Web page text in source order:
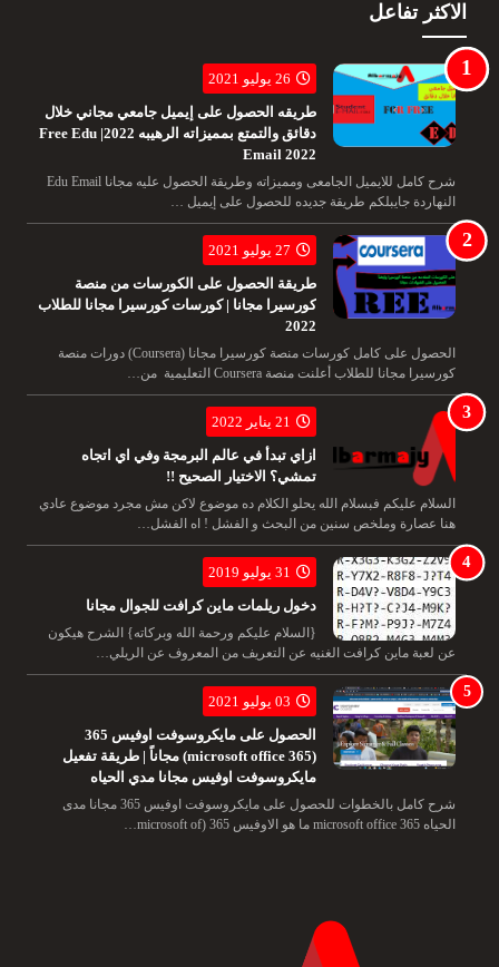
الاكثر تفاعل
26 يوليو 2021
طريقه الحصول على إيميل جامعي مجاني خلال
دقائق والتمتع بمميزاته الرهيبه 2022| Free Edu
Email 2022
شرح كامل للايميل الجامعى ومميزاته وطريقة الحصول عليه مجانا Edu Email
النهاردة جايبلكم طريقة جديده للحصول على إيميل …
27 يوليو 2021
طريقة الحصول على الكورسات من منصة
كورسيرا مجانا | كورسات كورسيرا مجانا للطلاب
2022
الحصول على كامل كورسات منصة كورسيرا مجانا (Coursera) دورات منصة
كورسيرا مجانا للطلاب أعلنت منصة Coursera التعليمية من…
21 يناير 2022
ازاي تبدأ في عالم البرمجة وفي اي اتجاه
تمشي؟ الاختيار الصحيح !!
السلام عليكم فبسلام الله يحلو الكلام ده موضوع لاكن مش مجرد موضوع عادي
هنا عصارة وملخص سنين من البحث و الفشل ! اه الفشل…
31 يوليو 2019
دخول ريلمات ماين كرافت للجوال مجانا
{السلام عليكم ورحمة الله وبركاته} الشرح هيكون
عن لعبة ماين كرافت الغنيه عن التعريف من المعروف عن الريلي…
03 يوليو 2021
الحصول على مايكروسوفت اوفيس 365
(microsoft office 365) مجاناً | طريقة تفعيل
مايكروسوفت اوفيس مجانا مدي الحياه
شرح كامل بالخطوات للحصول على مايكروسوفت اوفيس 365 مجانا مدى
الحياه microsoft office 365 ما هو الاوفيس 365 (microsoft of…